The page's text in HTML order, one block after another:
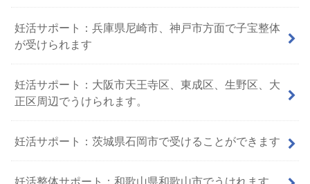
妊活サポート：兵庫県尼崎市、神戸市方面で子宝整体
が受けられます
妊活サポート：大阪市天王寺区、東成区、生野区、大
正区周辺でうけられます。
妊活サポート：茨城県石岡市で受けることができます
妊活整体サポート：和歌山県和歌山市でうけれます